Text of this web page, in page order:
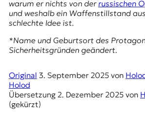
s
e
n
J
o
r
n
a
warum er nichts von der russischen
und weshalb ein Waffenstillstand
schlechte Idee ist.
*Name und Geburtsort des
Sicherheitsgründen geändert.
Original 3. September 2025von
Holod
Übersetzung 2. Dezember 2025von
(gekürzt)